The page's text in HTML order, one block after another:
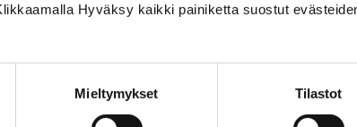
Hyväksy kaikki painiketta suostut
Mieltymykset Tilastot
Tuotteita ei